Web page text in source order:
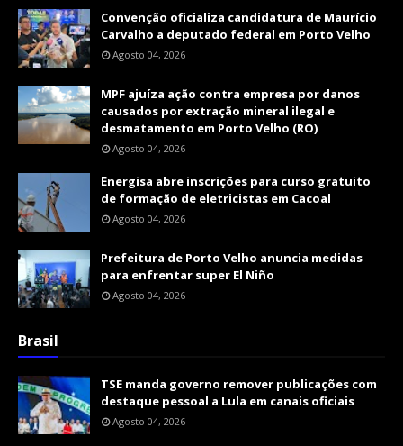
Convenção oficializa candidatura de Maurício
Carvalho a deputado federal em Porto Velho
Agosto 04, 2026
MPF ajuíza ação contra empresa por danos
causados por extração mineral ilegal e
desmatamento em Porto Velho (RO)
Agosto 04, 2026
Energisa abre inscrições para curso gratuito
de formação de eletricistas em Cacoal
Agosto 04, 2026
Prefeitura de Porto Velho anuncia medidas
para enfrentar super El Niño
Agosto 04, 2026
Brasil
TSE manda governo remover publicações com
destaque pessoal a Lula em canais oficiais
Agosto 04, 2026